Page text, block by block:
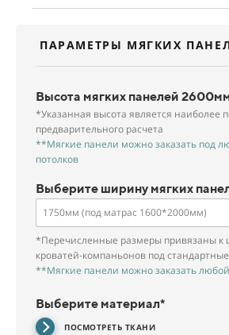
ПАРАМЕТРЫ МЯГКИХ
Высота мягких панелей
*Указанная высота является наиболее
предварительного расчета
**Мягкие панели можно заказать под
потолков
Выберите ширину мягких
1750мм (под матрас 1600*2000мм)
*Перечисленные размеры привязаны
кроватей-компаньонов под
**Мягкие панели можно заказать
Выберите материал*
ПОСМОТРЕТЬ ТКАНИ